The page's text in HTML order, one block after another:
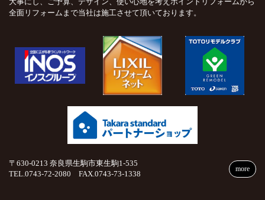
全面リフォームまで当社は施工させて頂いております。
〒630-0213 奈良県生駒市東生駒1-535
TEL.0743-72-2080 FAX.0743-73-1338
more